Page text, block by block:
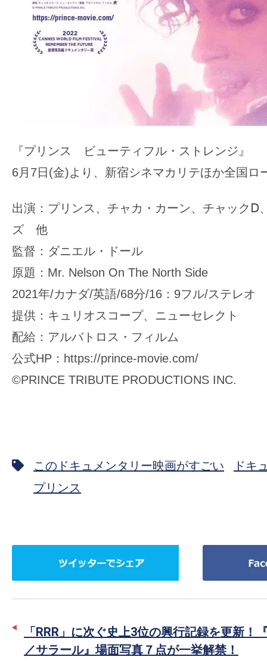
『プリンス ビューティフル・ストレンジ』
6月7日(金)より、新宿シネマカリテほか全国ロ
出演：プリンス、チャカ・カーン、チャックⅮ
ズ 他
監督：ダニエル・ドール
原題：Mr. Nelson On The North Side
2021年/カナダ/英語/68分/16：9フル/ステレオ
提供：キュリオスコープ、ニューセレクト
配給：アルバトロス・フィルム
公式HP：https://prince-movie.com/
©PRINCE TRIBUTE PRODUCTIONS INC.
このドキュメンタリー映画がすごい
ドキ
プリンス
ー
「RRR」に次ぐ史上3位の興行記録を更新！
／サラール』場面写真７点が一挙解禁！